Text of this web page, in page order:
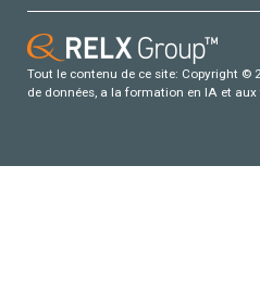
Tout le contenu de ce site: Copyright ©
de données, a la formation en IA et